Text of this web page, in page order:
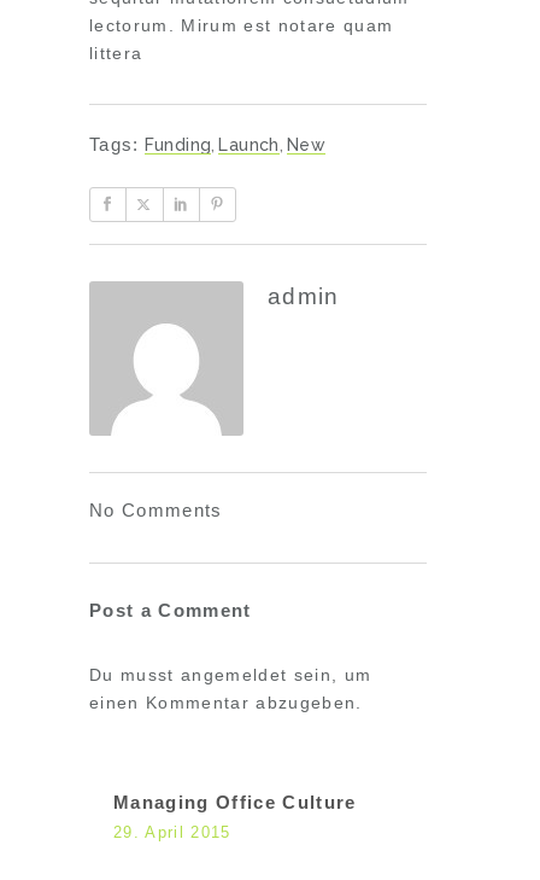
lectorum. Mirum est notare quam
littera
Tags: Funding Launch New
admin
No Comments
Post a Comment
Du musst angemeldet sein, um
einen Kommentar abzugeben.
Managing Office Culture
29. April 2015